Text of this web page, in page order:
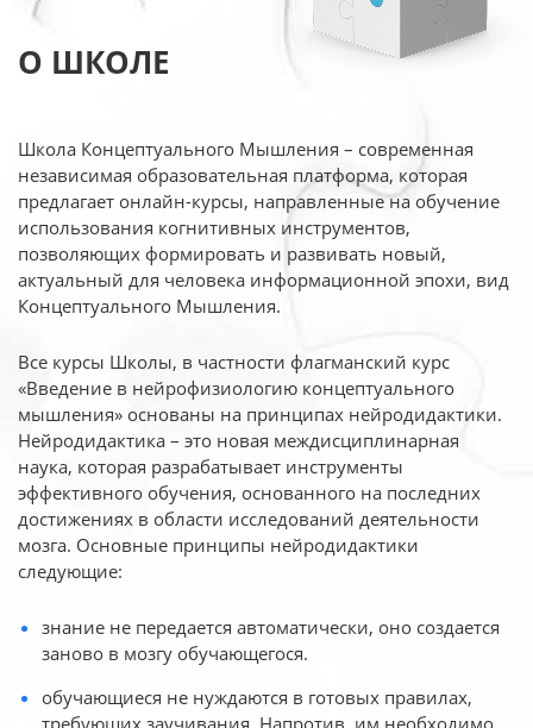
О ШКОЛЕ
Школа Концептуального Мышления – современная
независимая образовательная платформа, которая
предлагает онлайн-курсы, направленные на обучение
использования когнитивных инструментов,
позволяющих формировать и развивать новый,
актуальный для человека информационной эпохи, вид
Концептуального Мышления.
Все курсы Школы, в частности флагманский курс
«Введение в нейрофизиологию концептуального
мышления» основаны на принципах нейродидактики.
Нейродидактика – это новая междисциплинарная
наука, которая разрабатывает инструменты
эффективного обучения, основанного на последних
достижениях в области исследований деятельности
мозга. Основные принципы нейродидактики
следующие:
знание не передается автоматически, оно создается
заново в мозгу обучающегося.
обучающиеся не нуждаются в готовых правилах,
требующих заучивания. Напротив, им необходимо